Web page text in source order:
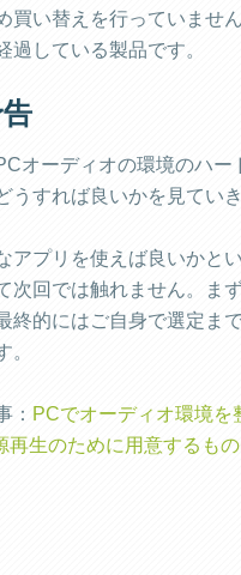
買い替えを行っていませ
過している製品です。
オーディオの環境のハー
うすれば良いかを見ていき
アプリを使えば良いかと
次回では触れません。ま
終的にはご自身で選定ま
。
： PCでオーディオ環境を
再生のために用意するも